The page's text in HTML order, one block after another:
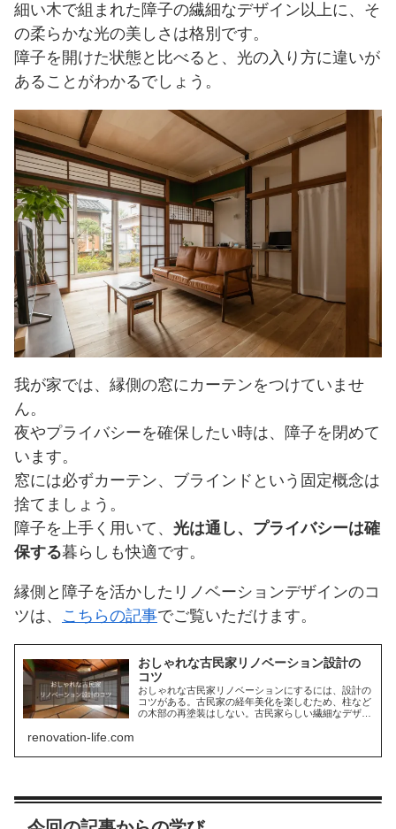
細い木で組まれた障子の繊細なデザイン以上に、そ
の柔らかな光の美しさは格別です。
障子を開けた状態と比べると、光の入り方に違いが
あることがわかるでしょう。
我が家では、縁側の窓にカーテンをつけていませ
ん。
夜やプライバシーを確保したい時は、障子を閉めて
います。
窓には必ずカーテン、ブラインドという固定概念は
捨てましょう。
障子を上手く用いて、 光は通し、プライバシーは確
保する暮らしも快適です。
縁側と障子を活かしたリノベーションデザインのコ
ツは、 こちらの記事でご覧いただけます。
おしゃれな古民家リノベーション設計の
コツ
おしゃれな古民家リノベーションにするには、設計の
コツがある。古民家の経年美化を楽しむため、柱など
の木部の再塗装はしない。古民家らしい繊細なデザイ
renovation-life.com